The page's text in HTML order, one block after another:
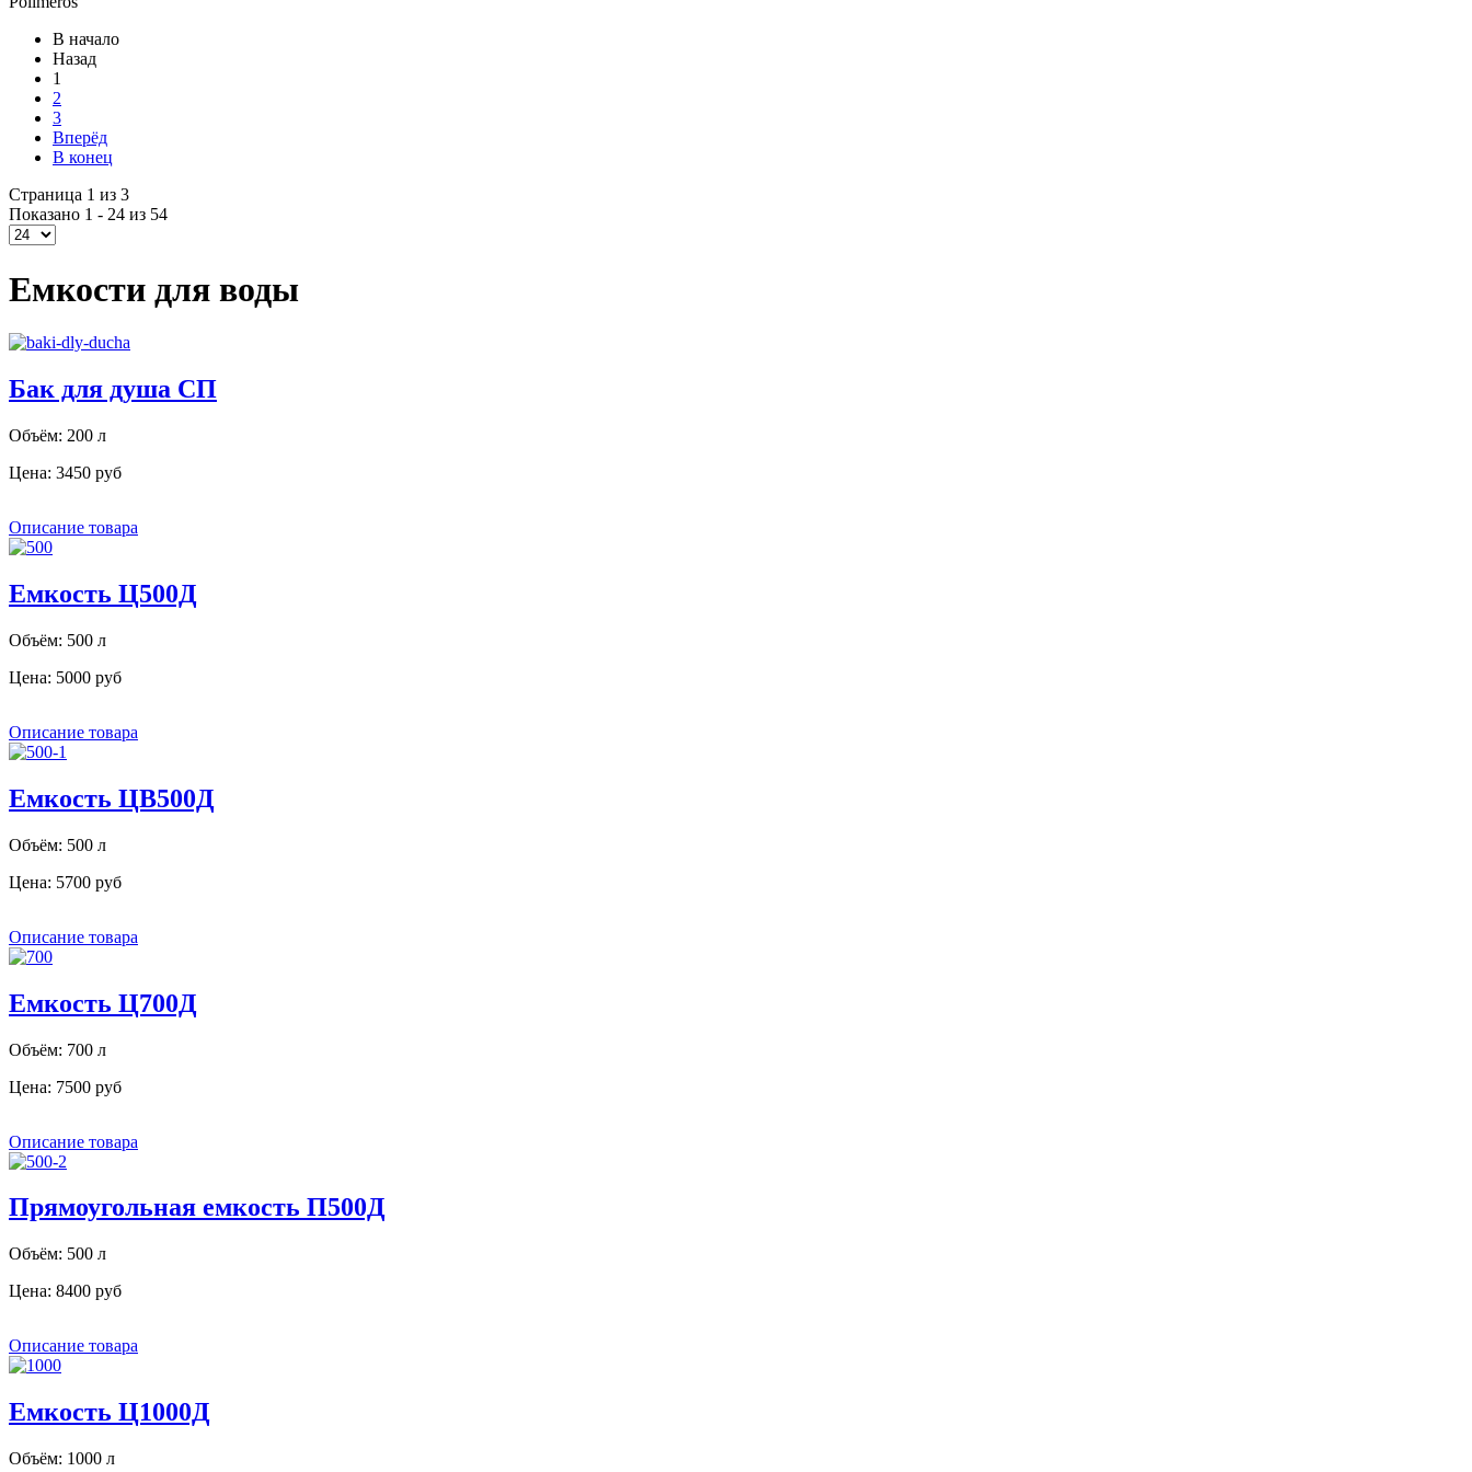
В начало
Назад
1
2
3
Вперёд
В конец
Страница 1 из 3
Показано 1 - 24 из 54
Емкости для воды
Бак для душа СП
Объём: 200 л
Цена: 3450 руб
Описание товара
Емкость Ц500Д
Объём: 500 л
Цена: 5000 руб
Описание товара
Емкость ЦВ500Д
Объём: 500 л
Цена: 5700 руб
Описание товара
Емкость Ц700Д
Объём: 700 л
Цена: 7500 руб
Описание товара
Прямоугольная емкость П500Д
Объём: 500 л
Цена: 8400 руб
Описание товара
Емкость Ц1000Д
Объём: 1000 л